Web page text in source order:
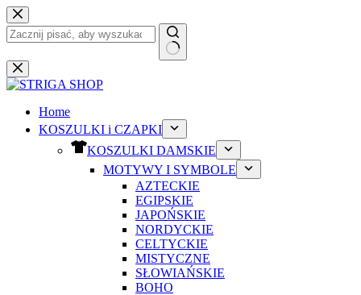
Przejdź
do
treści
Brak
wyników
Home
KOSZULKI i CZAPKI
KOSZULKI DAMSKIE
MOTYWY I SYMBOLE
AZTECKIE
EGIPSKIE
JAPOŃSKIE
NORDYCKIE
CELTYCKIE
MISTYCZNE
SŁOWIAŃSKIE
BOHO